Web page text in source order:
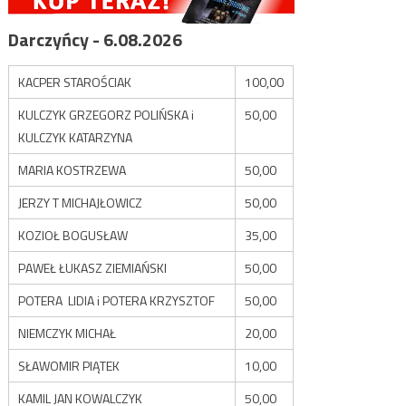
Darczyńcy - 6.08.2026
KACPER STAROŚCIAK
100,00
KULCZYK GRZEGORZ POLIŃSKA i
KULCZYK KATARZYNA
50,00
MARIA KOSTRZEWA
50,00
JERZY T MICHAJŁOWICZ
50,00
KOZIOŁ BOGUSŁAW
35,00
PAWEŁ ŁUKASZ ZIEMIAŃSKI
50,00
POTERA LIDIA i POTERA KRZYSZTOF
50,00
NIEMCZYK MICHAŁ
20,00
SŁAWOMIR PIĄTEK
10,00
KAMIL JAN KOWALCZYK
50,00